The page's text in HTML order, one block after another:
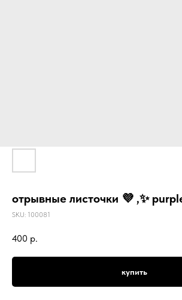
отрывные листочки 💜 ,✨
SKU: 100081
400 р.
купить